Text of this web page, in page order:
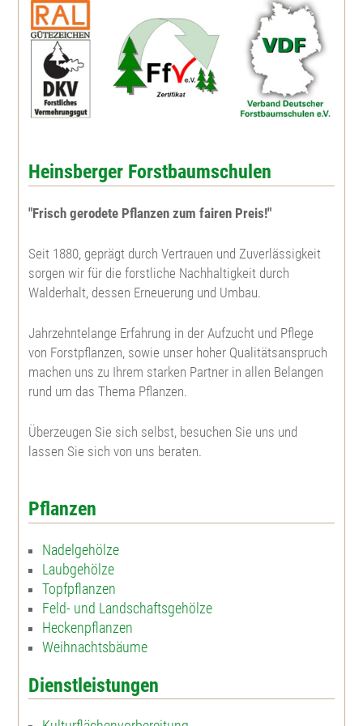
Gelbkiefer
Kiefer
Weymouthskiefer
Douglasie
Mammutbaum
Eibe
Lebensbaum
Riesenlebensbaum
Westamerik. Tsuga
Winterlinde
Sommerlinde
Feldulme
Bergulme
Nutzholzpappel
Aspe, Zitterpappel
Edelkastanie
Steinweichsel
Schlehe
Wildbirne
Faulbaum
Johannibeere
Hundsrose
Büschelrose
Weinrose
Blaue Hechtrose
Apfelrose
Ohrweide
Salweide
Aschweide
Heinsberger Forstbaumschulen
"Frisch gerodete Pflanzen zum fairen Preis!"
Seit 1880, geprägt durch Vertrauen und Zuverlässigkeit
sorgen wir für die forstliche Nachhaltigkeit durch
Walderhalt, dessen Erneuerung und Umbau.
Jahrzehntelange Erfahrung in der Aufzucht und Pflege
von Forstpflanzen, sowie unser hoher Qualitätsanspruch
machen uns zu Ihrem starken Partner in allen Belangen
rund um das Thema Pflanzen.
Überzeugen Sie sich selbst, besuchen Sie uns und
lassen Sie sich von uns beraten.
Pflanzen
Nadelgehölze
Laubgehölze
Topfpflanzen
Feld- und Landschaftsgehölze
Heckenpflanzen
Weihnachtsbäume
Dienstleistungen